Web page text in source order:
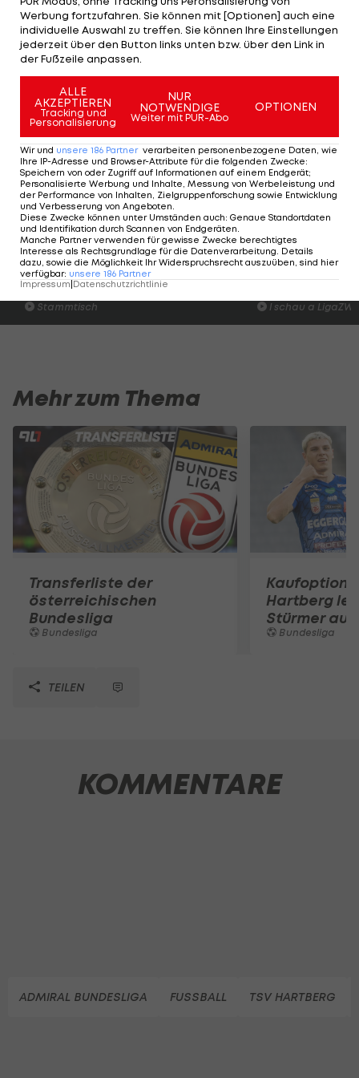
österreichische Bundesliga: "Ich habe die
österreichische Liga immer verfolgt, da ich hier
einige Spieler kenne. Es ist ein sehr guter, nächster
Schritt in meiner Karriere."
Die Sommer-
Transferliste
der
Bundesliga
Bundesliga
Am Stammtisch bei Andy Ogris:
Christopher Knett
Stammtisch
I schau a
I schau a LigaZWA
Mehr zum Thema
Transferliste der
österreichischen
Bundesliga
Bundesliga
Kaufoption
Hartberg
Stürmer aus
Bundesliga
TEILEN
KOMMENTARE
ADMIRAL BUNDESLIGA FUSSBALL TSV HARTBERG
Werbung fortzufahren. Sie können mit [Optionen] auch eine
individuelle Auswahl zu treffen. Sie können Ihre Einstellungen
jederzeit über den Button links unten bzw. über den Link in
der Fußzeile anpassen.
ALLE
AKZEPTIEREN
Tracking und
Personalisierung
NUR
NOTWENDIGE
Weiter mit PUR-Abo
OPTIONEN
Wir und unsere 186 Partner verarbeiten personenbezogene Daten, wie
Ihre IP-Adresse und Browser-Attribute für die folgenden Zwecke:
Speichern von oder Zugriff auf Informationen auf einem Endgerät;
Personalisierte Werbung und Inhalte, Messung von Werbeleistung und
der Performance von Inhalten, Zielgruppenforschung sowie Entwicklung
und Verbesserung von Angeboten.
Diese Zwecke können unter Umständen auch: Genaue Standortdaten
und Identifikation durch Scannen von Endgeräten.
Manche Partner verwenden für gewisse Zwecke berechtigtes
Interesse als Rechtsgrundlage für die Datenverarbeitung. Details
dazu, sowie die Möglichkeit Ihr Widerspruchsrecht auszuüben, sind hier
verfügbar: unsere 186 Partner
Impressum Datenschutzrichtlinie